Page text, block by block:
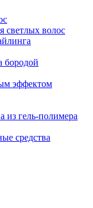
светлых волос
бородой
эффектом
из гель-полимера
средства